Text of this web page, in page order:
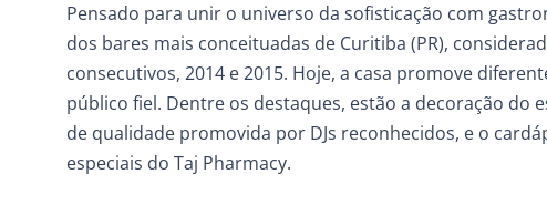
Pensado para unir o universo da sofisticação com
dos bares mais conceituadas de Curitiba (PR),
consecutivos, 2014 e 2015. Hoje, a casa promove
público fiel. Dentre os destaques, estão a decoração
de qualidade promovida por DJs reconhecidos, e o
especiais do Taj Pharmacy.